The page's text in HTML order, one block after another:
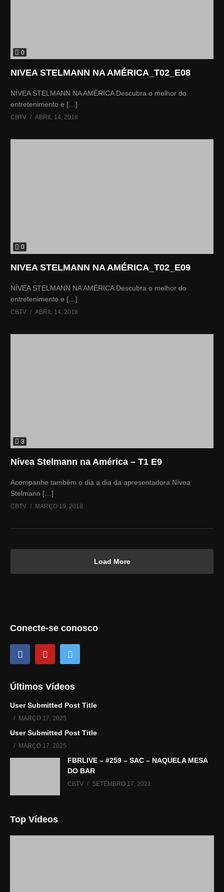
0
NIVEA STELMANN NA AMÉRICA_T02_E08
NÍVEA STELMANN NA AMÉRICA Descubra o melhor do
entretenimento e […]
CBTV ABRIL 14, 2018
0
NIVEA STELMANN NA AMÉRICA_T02_E09
NÍVEA STELMANN NA AMÉRICA Descubra o melhor do
entretenimento e […]
CBTV ABRIL 14, 2018
3
Nívea Stelmann na América – T1 E9
Acompanhe também o dia a dia da apresentadora Nívea
Stelmann […]
CBTV MARÇO 19, 2018
Load More
Conecte-se conosco
Últimos Vídeos
User Submitted Post Title
MARÇO 17, 2025
User Submitted Post Title
MARÇO 17, 2025
FBRLIVE – #259 – SAC – NAQUELA MESA
DO BAR
CBTV SETEMBRO 17, 2021
Top Vídeos